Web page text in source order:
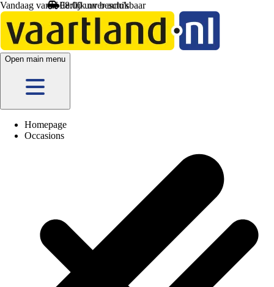
Vandaag vanaf 08:00 uur beschikbaar
Open main menu
Homepage
Occasions